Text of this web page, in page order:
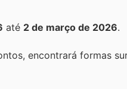
até 2 de março de 2026.
encontrará formas